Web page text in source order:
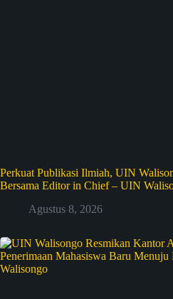
Perkuat Publikasi Ilmiah, UIN
Bersama Editor in Chief – UIN
Agustus 8, 2026